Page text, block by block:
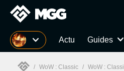
MGG Actu Guides
/ WoW : Classic / WoW :